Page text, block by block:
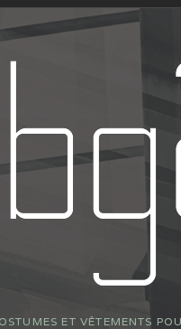
ET VÊTEMENTS